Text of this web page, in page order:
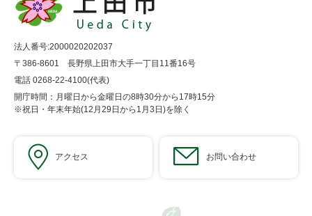
法人番号:2000020202037
〒386-8601 長野県上田市大手一丁目11番16号
電話 0268-22-4100(代表)
開庁時間：月曜日から金曜日の8時30分から17時15分
※祝日・年末年始(12月29日から1月3日)を除く
アクセス お問い合わせ